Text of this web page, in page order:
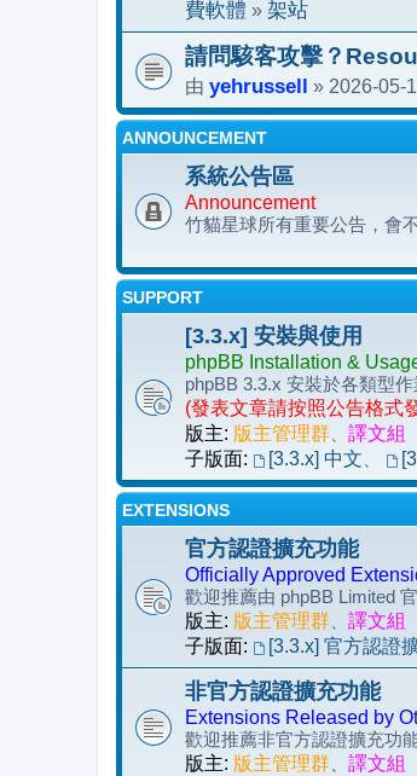
費軟體 » 架站
請問駭客攻擊？
由 yehrussell » 2026-05-
ANNOUNCEMENT
系統公告區
Announcement
竹貓星球所有重要公告，會
SUPPORT
[3.3.x] 安裝與使用
phpBB Installation &
phpBB 3.3.x 安裝於各類型
(發表文章請按照公告格式
版主: 版主管理群、 譯文組
子版面:
[3.3.x] 中文、
EXTENSIONS
官方認證擴充功能
Officially Approved
歡迎推薦由 phpBB Limited
版主: 版主管理群、 譯文組
子版面:
[3.3.x] 官方認證
非官方認證擴充功能
Extensions Released by
歡迎推薦非官方認證擴充功
版主: 版主管理群、 譯文組